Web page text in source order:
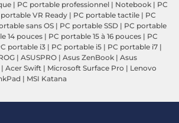
| PC portable professionnel | Notebook | PC
portable VR Ready | PC portable tactile | PC
sans OS | PC portable SSD | PC portable
14 pouces | PC portable 15 à 16 pouces | PC
portable i3 | PC portable i5 | PC portable i7 |
| ASUSPRO | Asus ZenBook | Asus
| Acer Swift | Microsoft Surface Pro | Lenovo
| MSI Katana